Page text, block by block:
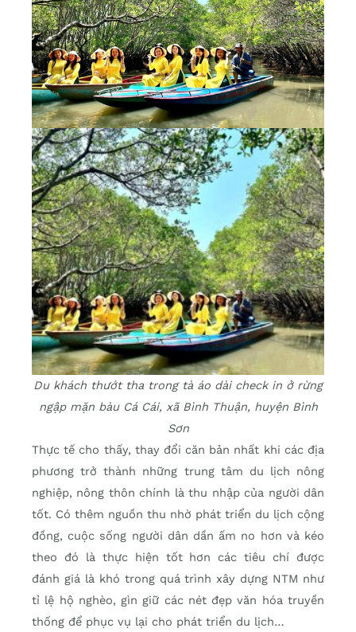
Du khách thướt tha trong tà áo dài check in ở rừng
ngập mặn bàu Cá Cái, xã Bình Thuận, huyện Bình
Sơn
Thực tế cho thấy, thay đổi căn bản nhất khi các địa
phương trở thành những trung tâm du lịch nông
nghiệp, nông thôn chính là thu nhập của người dân
tốt. Có thêm nguồn thu nhờ phát triển du lịch cộng
đồng, cuộc sống người dân dần ấm no hơn và kéo
theo đó là thực hiện tốt hơn các tiêu chí được
đánh giá là khó trong quá trình xây dựng NTM như
tỉ lệ hộ nghèo, gìn giữ các nét đẹp văn hóa truyền
thống để phục vụ lại cho phát triển du lịch…